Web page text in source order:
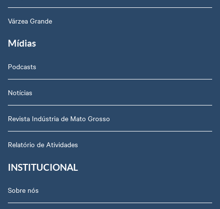
Várzea Grande
Mídias
Podcasts
Notícias
Revista Indústria de Mato Grosso
Relatório de Atividades
INSTITUCIONAL
Sobre nós